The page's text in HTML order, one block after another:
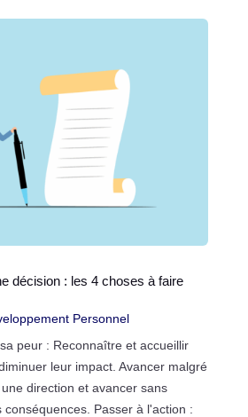
décision : les 4 choses à faire
Personnel
peur : Reconnaître et accueillir
leur impact. Avancer malgré
direction et avancer sans
Passer à l'action :